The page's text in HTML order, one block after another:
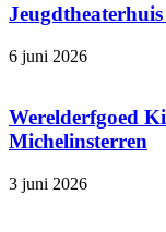
6 juni 2026
Werelderfgoed
Michelinsterren
3 juni 2026